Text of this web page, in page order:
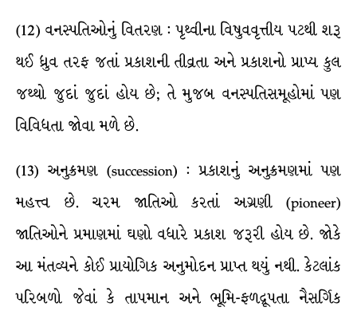
(12) વનસ્પતિઓનું વિતરણ : પૃથ્વીના વિષુવવૃત્તીય પટથી શરૂ
થઈ ધ્રુવ તરફ જતાં પ્રકાશની તીવ્રતા અને પ્રકાશનો પ્રાપ્ય કુલ
જથ્થો જુદાં જુદાં હોય છે; તે મુજબ વનસ્પતિસમૂહોમાં પણ
વિવિધતા જોવા મળે છે.
(13) અનુક્રમણ (succession) : પ્રકાશનું અનુક્રમણમાં પણ
મહત્ત્વ છે. ચરમ જાતિઓ કરતાં અગ્રણી (pioneer)
જાતિઓને પ્રમાણમાં ઘણો વધારે પ્રકાશ જરૂરી હોય છે. જોકે
આ મંતવ્યને કોઈ પ્રાયોગિક અનુમોદન પ્રાપ્ત થયું નથી. કેટલાંક
પરિબળો જેવાં કે તાપમાન અને ભૂમિ-ફળદ્રૂપતા નૈસર્ગિક